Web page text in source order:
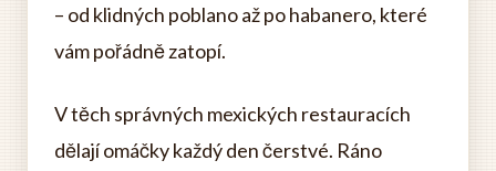
– od klidných poblano až po habanero, které
vám pořádně zatopí.
V těch správných mexických restauracích
dělají omáčky každý den čerstvé. Ráno